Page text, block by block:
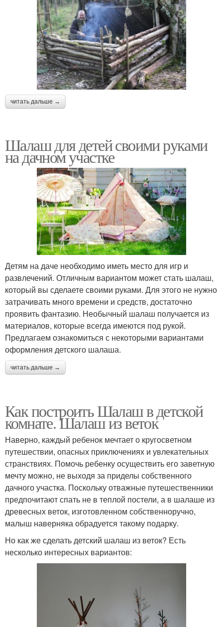
читать дальше →
Шалаш для детей своими руками
на дачном участке
Детям на даче необходимо иметь место для игр и
развлечений. Отличным вариантом может стать шалаш,
который вы сделаете своими руками. Для этого не нужно
затрачивать много времени и средств, достаточно
проявить фантазию. Необычный шалаш получается из
материалов, которые всегда имеются под рукой.
Предлагаем ознакомиться с некоторыми вариантами
оформления детского шалаша.
читать дальше →
Как построить Шалаш в детской
комнате. Шалаш из веток
Наверно, каждый ребенок мечтает о кругосветном
путешествии, опасных приключениях и увлекательных
странствиях. Помочь ребенку осуществить его заветную
мечту можно, не выходя за приделы собственного
дачного участка. Поскольку отважные путешественники
предпочитают спать не в теплой постели, а в шалаше из
древесных веток, изготовленном собственноручно,
малыш наверняка обрадуется такому подарку.
Но как же сделать детский шалаш из веток? Есть
несколько интересных вариантов: